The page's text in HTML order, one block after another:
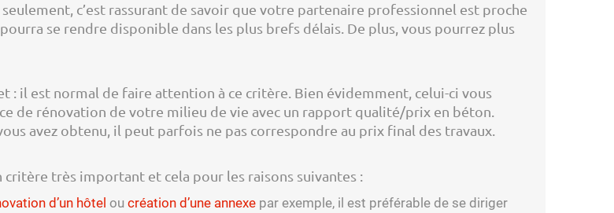
c’est rassurant de savoir que votre partenaire professionnel est proche
se rendre disponible dans les plus brefs délais. De plus, vous pourrez plus
: il est normal de faire attention à ce critère. Bien évidemment, celui-ci vous
de rénovation de votre milieu de vie avec un rapport qualité/prix en béton.
avez obtenu, il peut parfois ne pas correspondre au prix final des travaux.
critère très important et cela pour les raisons suivantes :
d’un hôtel ou création d’une annexe par exemple, il est préférable de se diriger